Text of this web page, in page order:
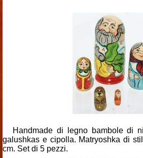
Handmade di legno bambole di
galushkas e cipolla. Matryoshka di
cm. Set di 5 pezzi.